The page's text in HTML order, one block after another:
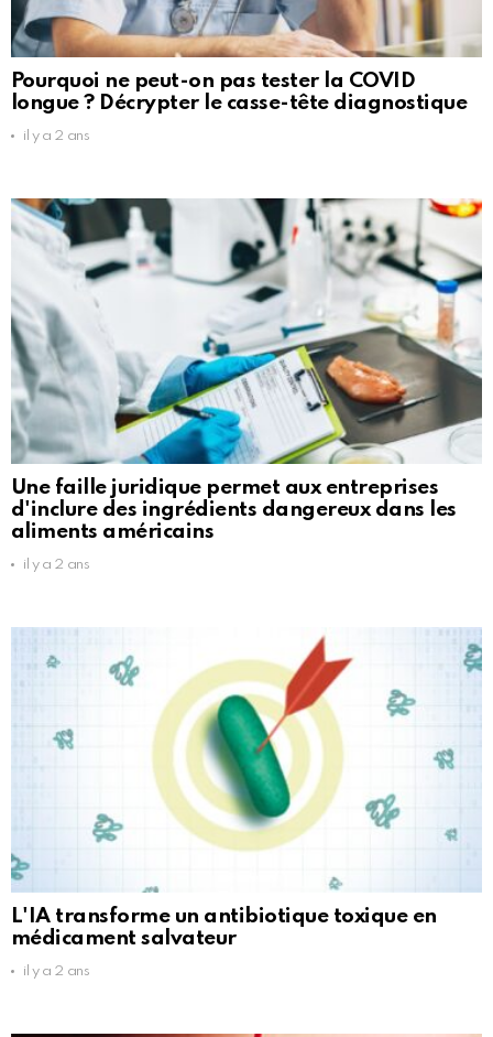
Pourquoi ne peut-on pas tester la COVID
longue ? Décrypter le casse-tête diagnostique
il y a 2 ans
Une faille juridique permet aux entreprises
d'inclure des ingrédients dangereux dans les
aliments américains
il y a 2 ans
L'IA transforme un antibiotique toxique en
médicament salvateur
il y a 2 ans